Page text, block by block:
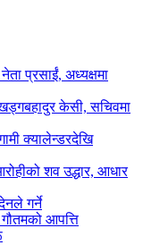
प्रसाईं, अध्यक्षमा
केसी, सचिवमा
क्यालेन्डरदेखि
शव उद्धार, आधार
गर्ने
गौतमको आपत्ति